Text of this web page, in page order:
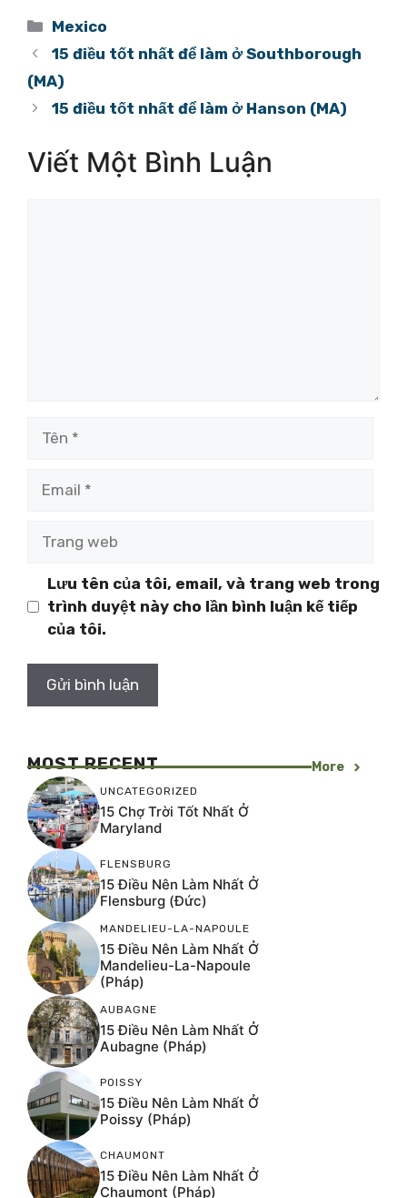
Danh
mục
Mexico
15 điều tốt nhất để làm ở Southborough
(MA)
15 điều tốt nhất để làm ở Hanson (MA)
Viết Một Bình Luận
web
Lưu tên của tôi, email, và trang web trong
trình duyệt này cho lần bình luận kế tiếp
của tôi.
MOST RECENT More
UNCATEGORIZED
15 Chợ Trời Tốt Nhất Ở
Maryland
FLENSBURG
15 Điều Nên Làm Nhất Ở
Flensburg (Đức)
MANDELIEU-LA-NAPOULE
15 Điều Nên Làm Nhất Ở
Mandelieu-La-Napoule
(Pháp)
AUBAGNE
15 Điều Nên Làm Nhất Ở
Aubagne (Pháp)
POISSY
15 Điều Nên Làm Nhất Ở
Poissy (Pháp)
CHAUMONT
15 Điều Nên Làm Nhất Ở
Chaumont (Pháp)